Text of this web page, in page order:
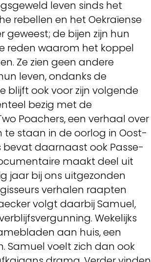
leven sinds het
rebellen en het Oekraïense
geweest; de bijen zijn hun
reden waarom het koppel
Ze zien geen andere
leven, ondanks de
blijft ook voor zijn volgende
bezig met de
Poachers, een verhaal over
te staan in de oorlog in Oost-
bevat daarnaast ook Passe-
maakt deel uit
jaar bij ons uitgezonden
verhalen raapten
volgt daarbij Samuel,
Wekelijks
aan huis, een
Samuel voelt zich dan ook